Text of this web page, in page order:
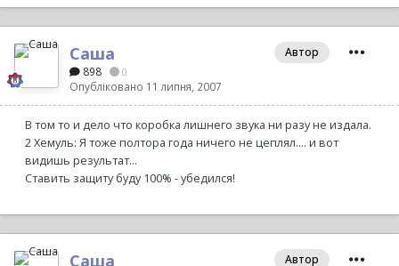
Саша
898 0
Опубліковано 11 липня, 2007
Автор
В том то и дело что коробка лишнего звука ни разу не издала.
2 Хемуль: Я тоже полтора года ничего не цеплял.... и вот
видишь результат...
Ставить защиту буду 100% - убедился!
Саша Автор